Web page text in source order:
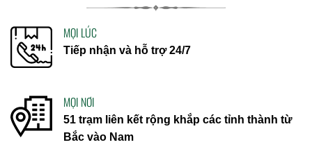
MỌI LÚC
Tiếp nhận và hỗ trợ 24/7
MỌI NƠI
51 trạm liên kết rộng khắp các tỉnh thành từ
Bắc vào Nam